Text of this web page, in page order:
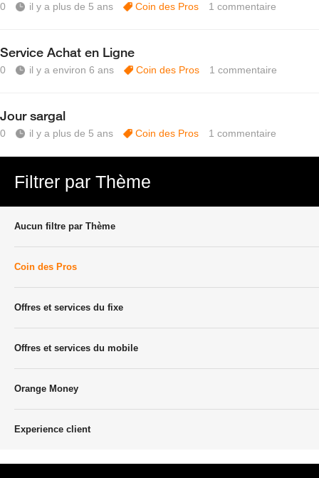
0 il y a plus de 5 ans Coin des Pros 1 commentaire
Service Achat en Ligne
0 il y a environ 6 ans Coin des Pros 1 commentaire
Jour sargal
0 il y a plus de 5 ans Coin des Pros 1 commentaire
Filtrer par Thème
Aucun filtre par Thème
Coin des Pros
Offres et services du fixe
Offres et services du mobile
Orange Money
Experience client